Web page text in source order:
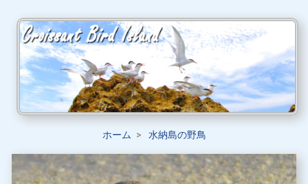
ホーム 水納島の野鳥